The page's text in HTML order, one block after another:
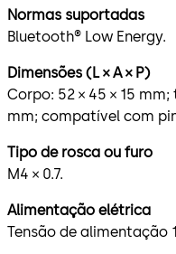
Normas suportadas
Bluetooth® Low Energy.
Dimensões (L × A × P)
Corpo: 52 × 45 × 15
mm; compatível com
Tipo de rosca ou furo
M4 × 0.7.
Alimentação elétrica
Tensão de alimentação